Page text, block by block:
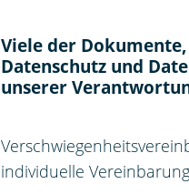
Viele der
Datenschutz und
unserer
individuelle